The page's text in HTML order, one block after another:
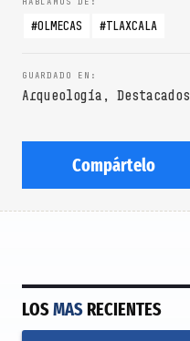
OLMECAS TLAXCALA
Arqueología , Destacados
Compártelo
LOSMAS RECIENTES